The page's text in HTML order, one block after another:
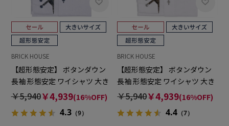
BRICK HOUSE
【超形態安定】 ボタンダウン
長袖 形態安定 ワイシャツ 大き
いサイズ
￥5,940￥4,939(16%OFF)
4.3（9）
BRICK HOUSE
【超形態安定】 ボタンダウン
長袖 形態安定 ワイシャツ 大き
いサイズ
￥5,940￥4,939(16%OFF)
4.4 （7）